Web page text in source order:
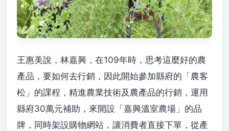
王惠美說，林嘉興，在109年時，思考這麼好的農
產品，要如何去行銷，因此開始參加縣府的「農客
松」的課程，精進農業技術及農產品的行銷，運用
縣府30萬元補助，來開設「嘉興溫室農場」的品
牌，同時架設購物網站，讓消費者直接下單，從產